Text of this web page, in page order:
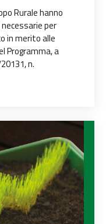
Rurale hanno
per
in merito alle
Programma, a
n.